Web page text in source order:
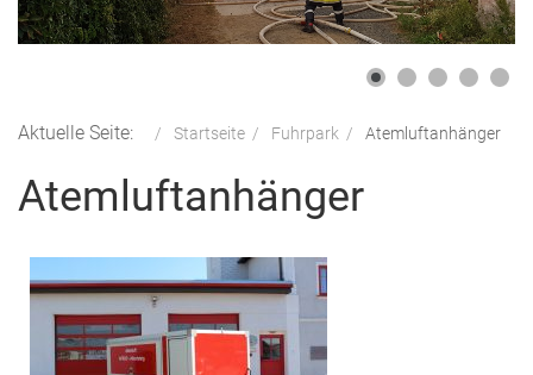
Aktuelle Seite: Startseite Fuhrpark Atemluftanhänger
Atemluftanhänger